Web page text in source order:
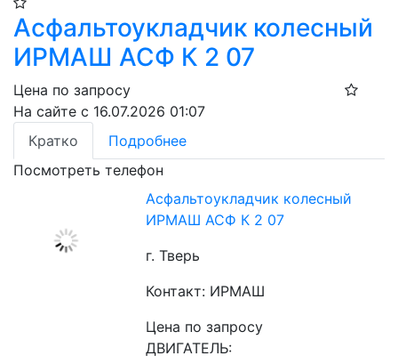
Асфальтоукладчик колесный
ИРМАШ АСФ К 2 07
Цена по запросу
На сайте с 16.07.2026 01:07
Кратко
Подробнее
Посмотреть телефон
Асфальтоукладчик колесный
ИРМАШ АСФ К 2 07
г. Тверь
Контакт: ИРМАШ
Цена по запросу
ДВИГАТЕЛЬ: